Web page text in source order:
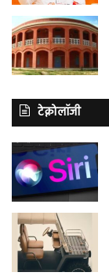
टेक्नोलॉजी